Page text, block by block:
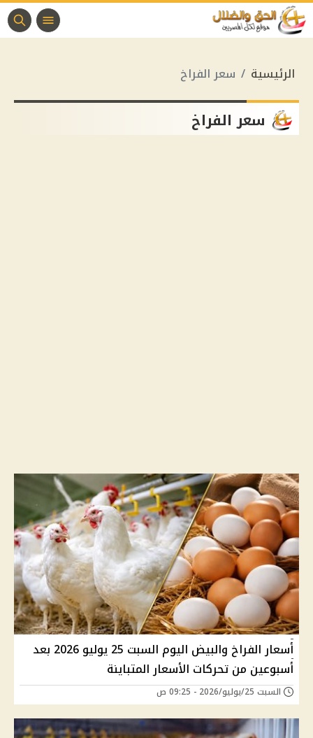
الرئيسية سعر الفراخ
سعر الفراخ
أسعار الفراخ والبيض اليوم السبت 25 يوليو 2026 بعد
أسبوعين من تحركات الأسعار المتباينة
السبت 25/يوليو/2026 - 09:25 ص